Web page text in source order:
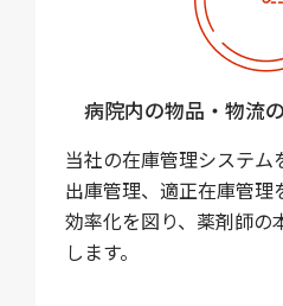
病院内の物品・物流
当社の在庫管理システム
出庫管理、適正在庫管理
効率化を図り、薬剤師の
します。